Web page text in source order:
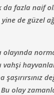
da fazla naif
de güzel
vahşi
olay